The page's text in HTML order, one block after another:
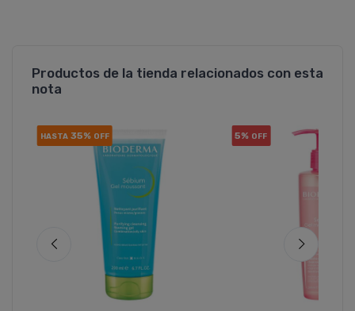
Productos de la tienda relacionados con esta
nota
HASTA35% OFF 5% OFF